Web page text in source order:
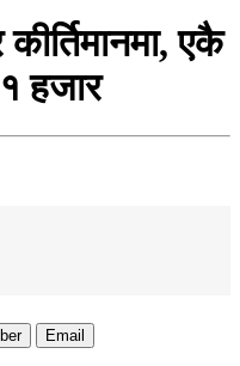
एकै
हजार
Email